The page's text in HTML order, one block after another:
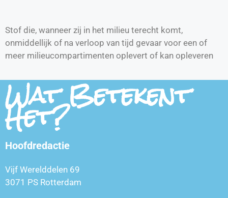
Stof die, wanneer zij in het milieu terecht komt,
onmiddellijk of na verloop van tijd gevaar voor een of
meer milieucompartimenten oplevert of kan opleveren
Wat Betekent
Het?
Hoofdredactie
Vijf Werelddelen 69
3071 PS Rotterdam